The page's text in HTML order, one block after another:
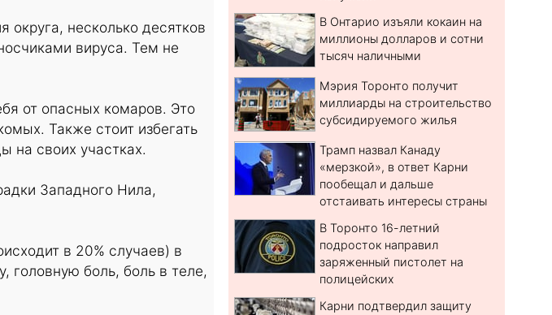
округа, несколько десятков
вируса. Тем не
от опасных комаров. Это
Также стоит избегать
на своих участках.
Западного Нила,
в 20% случаев) в
головную боль, боль в теле,
В Онтарио изъяли кокаин на
миллионы долларов и сотни
тысяч наличными
Мэрия Торонто получит
миллиарды на строительство
субсидируемого жилья
Трамп назвал Канаду
«мерзкой», в ответ Карни
пообещал и дальше
отстаивать интересы страны
В Торонто 16-летний
подросток направил
заряженный пистолет на
полицейских
Карни подтвердил защиту